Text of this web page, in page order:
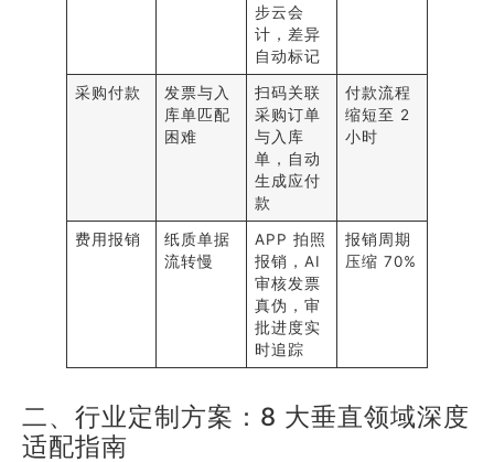
步云会
计，差异
自动标记
采购付款
发票与入
库单匹配
困难
扫码关联
采购订单
与入库
单，自动
生成应付
款
付款流程
缩短至 2
小时
费用报销
纸质单据
流转慢
APP 拍照
报销，AI
审核发票
真伪，审
批进度实
时追踪
报销周期
压缩 70%
二、行业定制方案：8 大垂直领域深度
适配指南